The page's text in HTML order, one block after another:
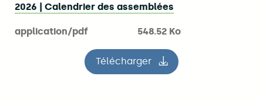
2026 | Calendrier des assemblées
application/pdf 548.52 Ko
Télécharger
le fichier 2026 | Calendrier